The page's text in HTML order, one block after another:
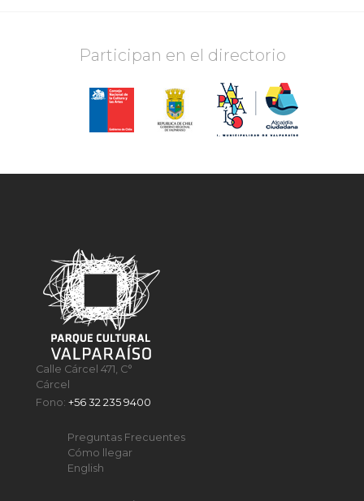
Participan en el directorio
Calle Cárcel 471, C°
Cárcel
Fono:+56 32 235 9400
Preguntas Frecuentes
Cómo llegar
English